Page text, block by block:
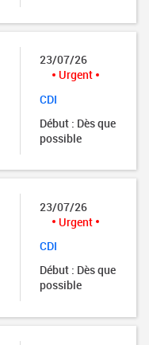
23/07/26
Urgent
CDI
Début : Dès que
possible
23/07/26
Urgent
CDI
Début : Dès que
possible